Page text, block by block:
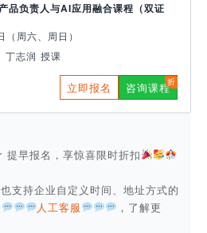
品负责人与AI应用融合课程（双证
周六、周日）
志润 授课
立即报名 咨询课程
早报名，享惊喜限时折扣
支持企业自定义时间、地址方式的
人工客服
，了解更